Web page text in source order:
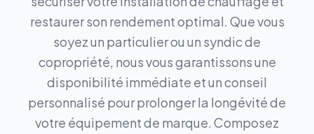
restaurer son rendement optimal. Que vous
soyez un particulier ou un syndic de
copropriété, nous vous garantissons une
disponibilité immédiate et un conseil
personnalisé pour prolonger la longévité de
votre équipement de marque. Composez